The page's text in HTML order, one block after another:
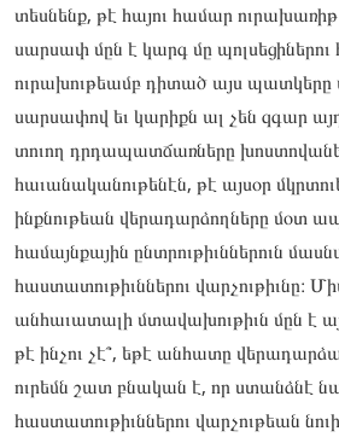
տեսնենք, թէ հայու համար ուրախառիթ
սարսափ մըն է կարգ մը պոլսեցիներու
ուրախութեամբ դիտած այս պատկերը
սարսափով եւ կարիքն ալ չեն զգար
տուող դրդապատճառները
հաւանականութենէն, թէ այսօր
ինքնութեան վերադարձողները մօտ
համայնքային ընտրութիւններուն
հաստատութիւններու վարչութիւնը։
անհաւատալի մտավախութիւն մըն է
թէ ինչու չէ՞, եթէ անհատը
ուրեմն շատ բնական է, որ ստանձնէ
հաստատութիւններու վարչութեան